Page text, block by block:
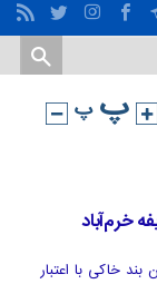
خرم‌‌آباد
خاکی با اعتبار